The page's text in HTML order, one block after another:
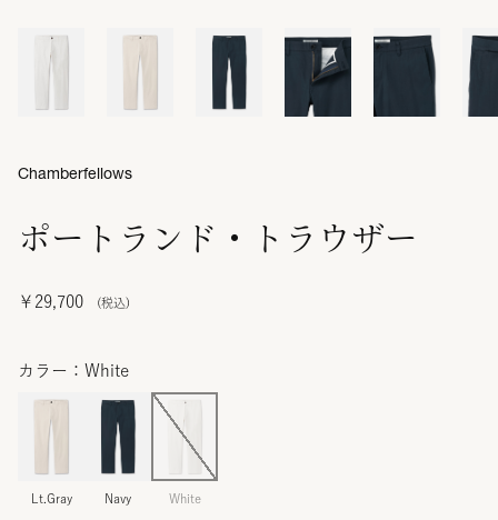
ポートランド・トラウザー
￥29,700
Chamberfellows
カラー：White
Lt.Gray Navy White